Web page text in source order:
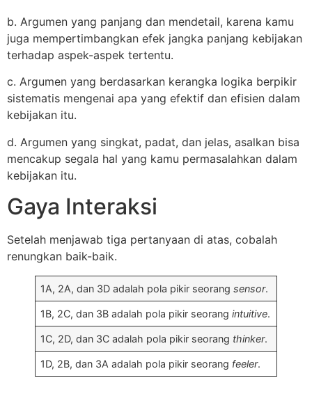
b. Argumen yang panjang dan mendetail, karena kamu
juga mempertimbangkan efek jangka panjang kebijakan
terhadap aspek-aspek tertentu.
c. Argumen yang berdasarkan kerangka logika berpikir
sistematis mengenai apa yang efektif dan efisien dalam
kebijakan itu.
d. Argumen yang singkat, padat, dan jelas, asalkan bisa
mencakup segala hal yang kamu permasalahkan dalam
kebijakan itu.
Gaya Interaksi
Setelah menjawab tiga pertanyaan di atas, cobalah
renungkan baik-baik.
1A, 2A, dan 3D adalah pola pikir seorangsensor.
1B, 2C, dan 3B adalah pola pikir seorangintuitive.
1C, 2D, dan 3C adalah pola pikir seorang thinker.
1D, 2B, dan 3A adalah pola pikir seorang feeler.